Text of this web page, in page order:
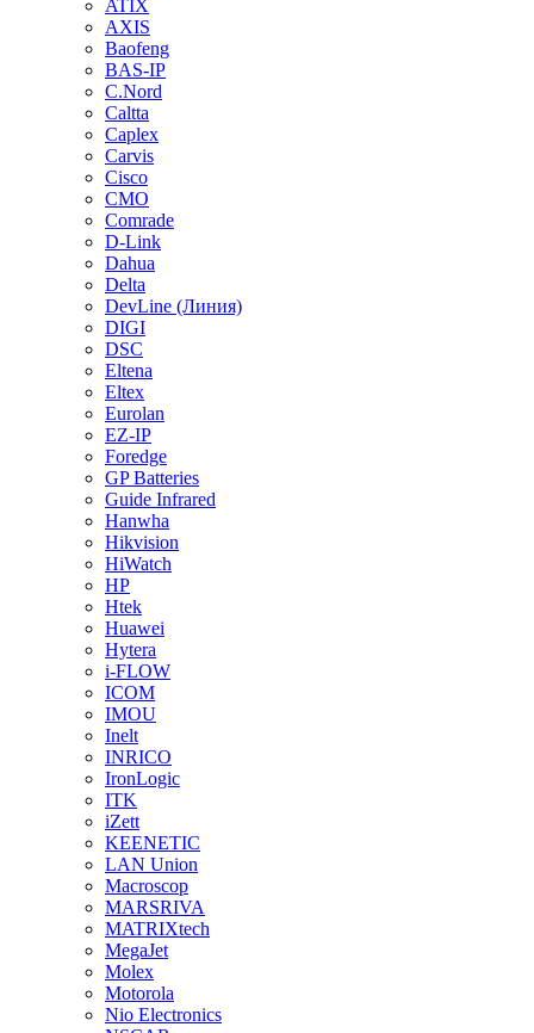
ATIX
AXIS
Baofeng
BAS-IP
C.Nord
Caltta
Caplex
Carvis
Cisco
CMO
Comrade
D-Link
Dahua
Delta
DevLine (Линия)
DIGI
DSC
Eltena
Eltex
Eurolan
EZ-IP
Foredge
GP Batteries
Guide Infrared
Hanwha
Hikvision
HiWatch
HP
Htek
Huawei
Hytera
i-FLOW
ICOM
IMOU
Inelt
INRICO
IronLogic
ITK
iZett
KEENETIC
LAN Union
Macroscop
MARSRIVA
MATRIXtech
MegaJet
Molex
Motorola
Nio Electronics